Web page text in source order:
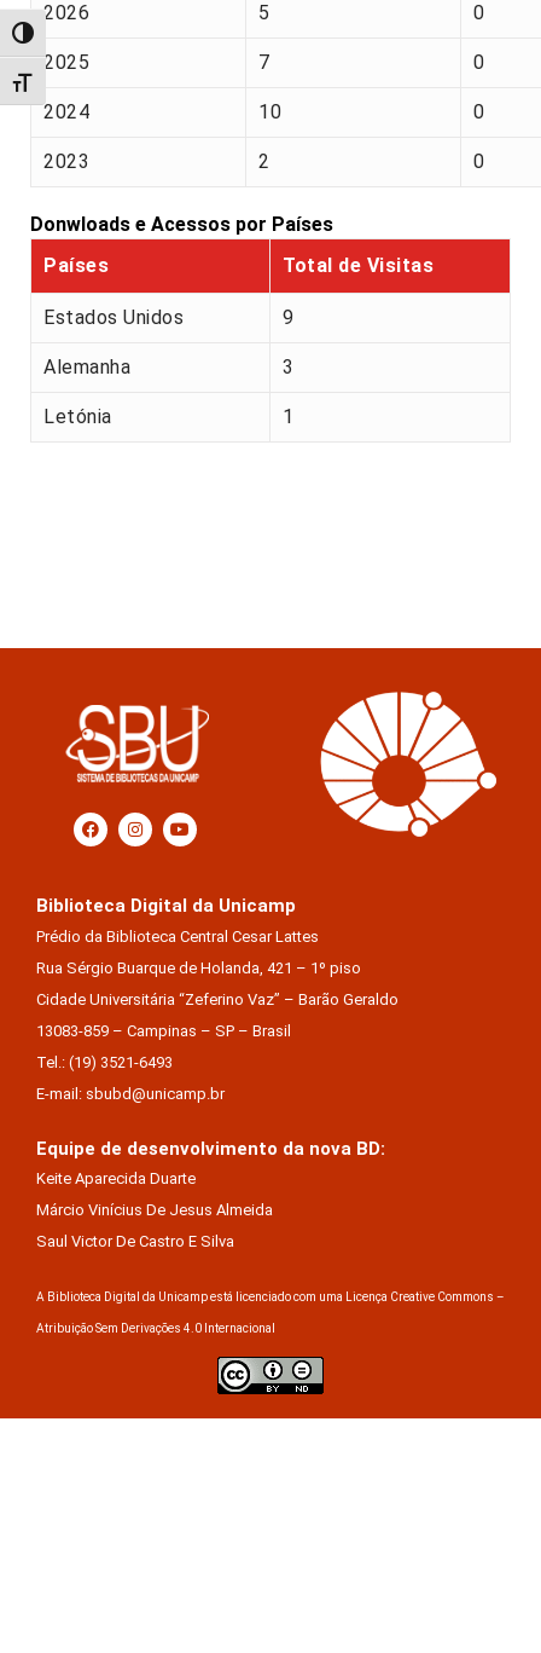
Alternar alto contraste
Alternar tamanho da fonte
2026 5 0
2025 7 0
2024 10 0
2023 2 0
Donwloads e Acessos por Países
Países
Total de Visitas
Estados Unidos 9
Alemanha 3
Letónia 1
Biblioteca Digital da Unicamp
Prédio da Biblioteca Central Cesar Lattes
Rua Sérgio Buarque de Holanda, 421 – 1º piso
Cidade Universitária “Zeferino Vaz” – Barão Geraldo
13083-859 – Campinas – SP – Brasil
Tel.: (19) 3521-6493
E-mail: sbubd@unicamp.br
Equipe de desenvolvimento da nova BD:
Keite Aparecida Duarte
Márcio Vinícius De Jesus Almeida
Saul Victor De Castro E Silva
A Biblioteca Digital da Unicamp está licenciado com uma Licença Creative Commons –
Atribuição Sem Derivações 4.0 Internacional